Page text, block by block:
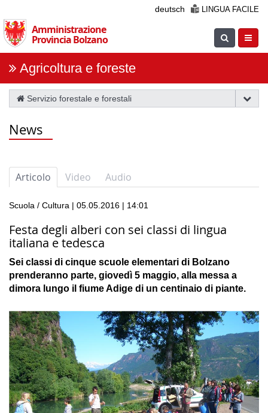
la
navigazione
deutsch LINGUA FACILE
Amministrazione
Provincia Bolzano
Suche
Agricoltura e foreste
Servizio forestale e forestali
News
Articolo Video Audio
Scuola / Cultura | 05.05.2016 | 14:01
Festa degli alberi con sei classi di lingua
italiana e tedesca
Sei classi di cinque scuole elementari di Bolzano
prenderanno parte, giovedì 5 maggio, alla messa a
dimora lungo il fiume Adige di un centinaio di piante.